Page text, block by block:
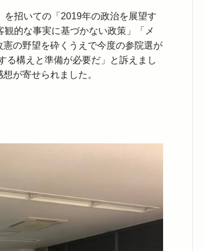
招いての「2019年の政治を展望す
的な事実に基づかない政策」「メ
の野望を砕くうえで今度の参院選が
る構えと準備が必要だ」と訴えまし
が寄せられました。